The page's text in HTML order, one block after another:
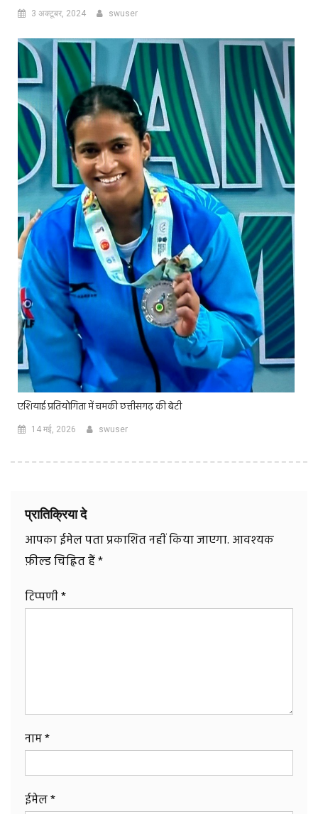
3 अक्टूबर, 2024 swuser
एशियाई प्रतियोगिता में चमकी छत्तीसगढ़ की बेटी
14 मई, 2026 swuser
प्रातिक्रिया दे
आपका ईमेल पता प्रकाशित नहीं किया जाएगा. आवश्यक
फ़ील्ड चिह्नित हैं*
टिप्पणी*
नाम*
ईमेल*